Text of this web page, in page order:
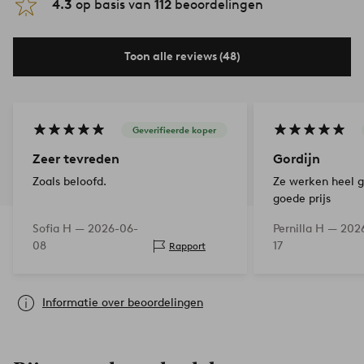
4.3 op basis van 112 beoordelingen
Toon alle reviews (48)
Geverifieerde koper
Zeer tevreden
Zoals beloofd.
Sofia H — 2026-06-
08
Rapport
Gordijn
Ze werken heel
goede prijs
Pernilla H —
17
Informatie over beoordelingen